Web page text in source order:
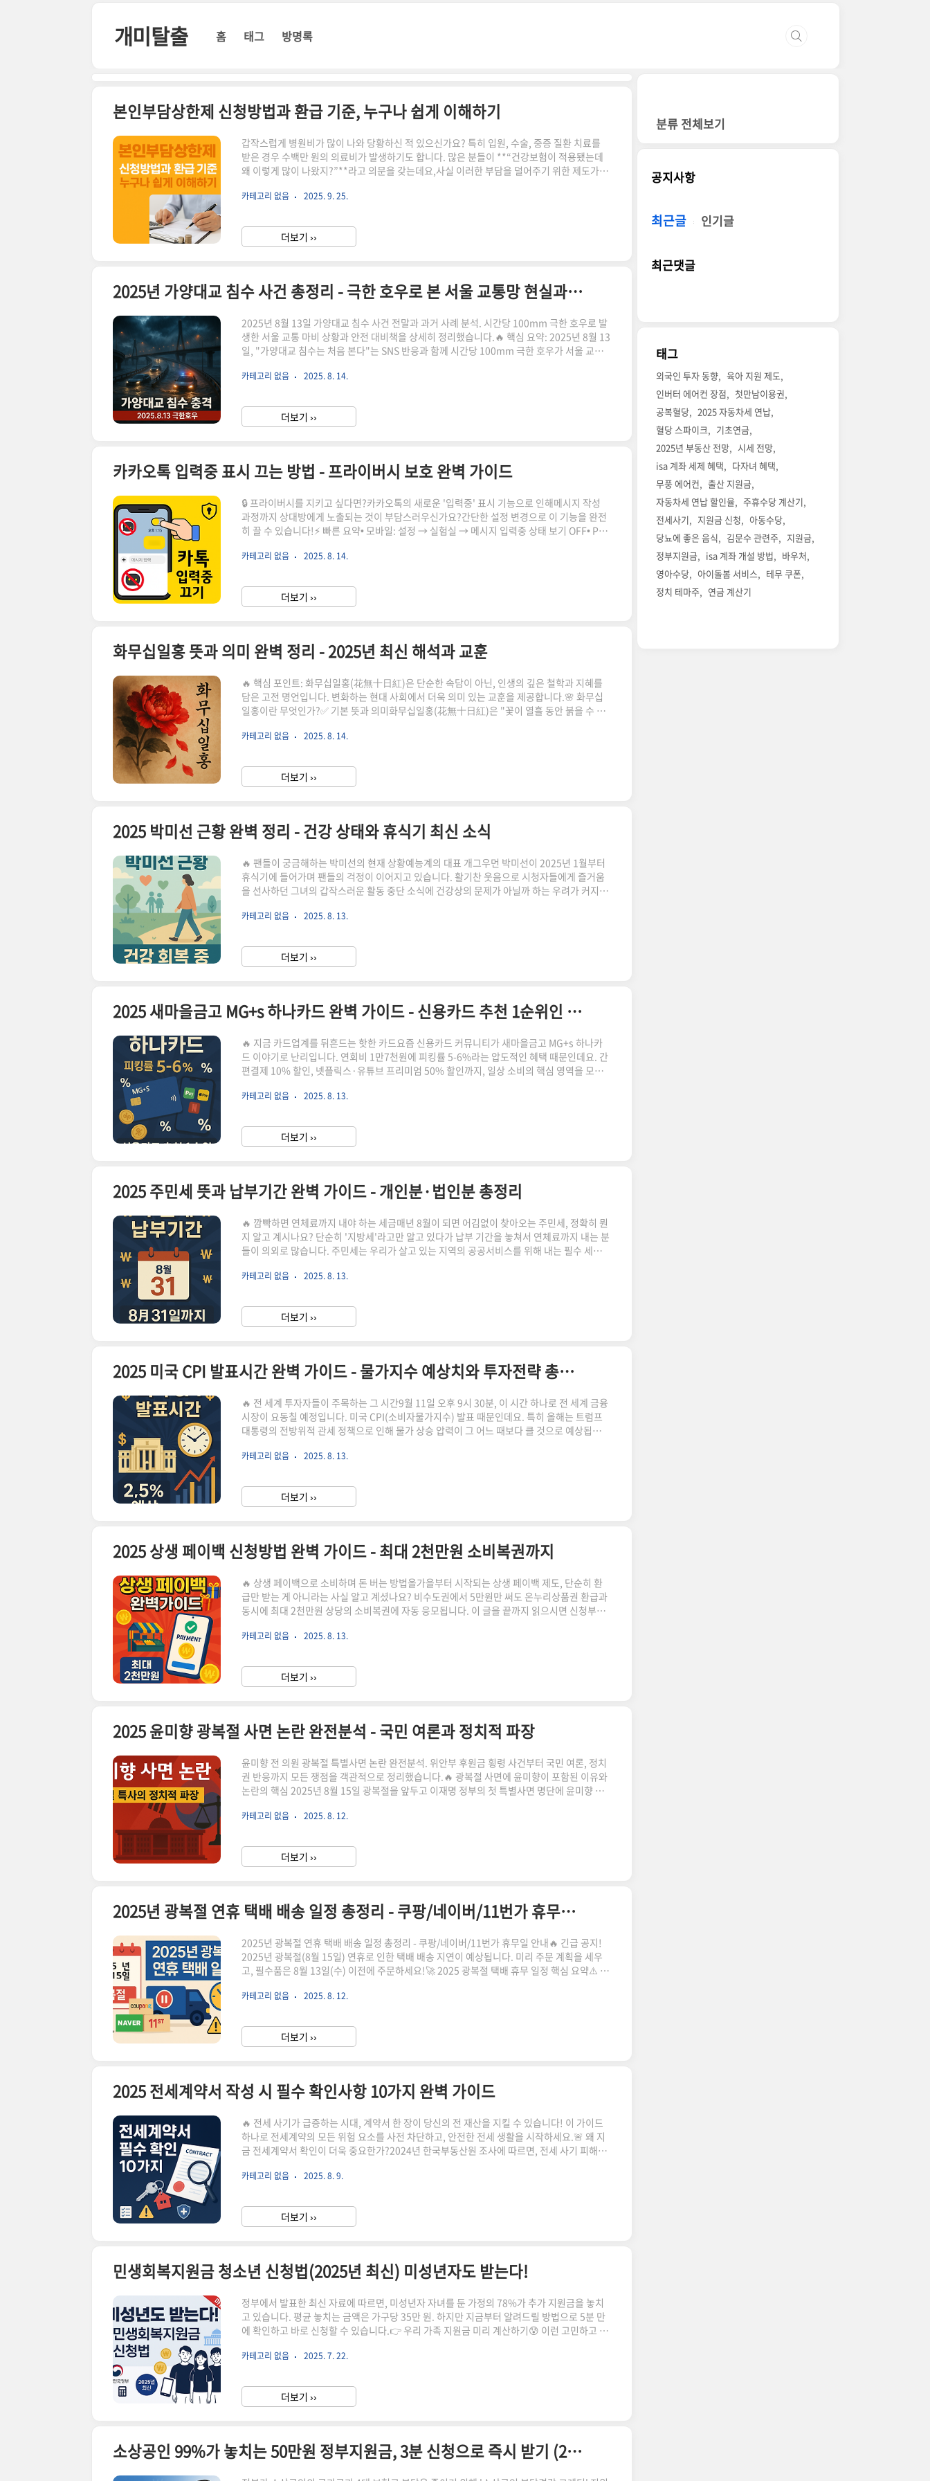
개미탈출 홈 태그 방명록
본인부담상한제 신청방법과 환급 기준, 누구나 쉽게 이해하기
갑작스럽게 병원비가 많이 나와 당황하신 적 있으신가요? 특히 입원, 수술, 중증 질환 치료를
받은 경우 수백만 원의 의료비가 발생하기도 합니다. 많은 분들이 **“건강보험이 적용됐는데
왜 이렇게 많이 나왔지?”**라고 의문을 갖는데요,사실 이러한 부담을 덜어주기 위한 제도가 바
청 방법, 환급 기준까지 자세히 알려드리겠습니다.✅ 본인부담상한제란 무엇인가요?건강보험
제도입니다.구분설명적용 대상건강보험 가입자 누구나 (직장가입자, 지역가입자 포함)해당 진
료건강보험 급여항목 (입원비, 약제비 등)제외 항목비급여(도수치료, 성형,..
카테고리 없음 2025. 9. 25.
더보기 ››
2025년 가양대교 침수 사건 총정리 - 극한 호우로 본 서울 교통망 현실과 대응방안
2025년 8월 13일 가양대교 침수 사건 전말과 과거 사례 분석. 시간당 100mm 극한 호우로 발
생한 서울 교통 마비 상황과 안전 대비책을 상세히 정리했습니다.🔥 핵심 요약: 2025년 8월 13
일, "가양대교 침수는 처음 본다"는 SNS 반응과 함께 시간당 100mm 극한 호우가 서울 교통
교 침수 사건의 충격적 전말 2025년 8월 13일 오전, 서울 시민들은 믿기 어려운 광경을 목격했
놀라운 반응이 SNS를 통해 실시간으로 퍼져나갔습니다.⚠️ 극한 호우 기록: 경기 김포 227.0
㎜, 인천 장봉도 222.5㎜, 김포..
카테고리 없음 2025. 8. 14.
더보기 ››
카카오톡 입력중 표시 끄는 방법 - 프라이버시 보호 완벽 가이드
🔒 프라이버시를 지키고 싶다면?카카오톡의 새로운 '입력중' 표시 기능으로 인해메시지 작성
과정까지 상대방에게 노출되는 것이 부담스러우신가요?간단한 설정 변경으로 이 기능을 완전
히 끌 수 있습니다!⚡ 빠른 요약• 모바일: 설정 → 실험실 → 메시지 입력중 상태 보기 OFF• PC:
톡 입력중 표시 끄기 📱 모바일 앱 설정 방법1카카오톡 앱 실행 및 설정 진입• 카카오톡 앱을 열
설정 메뉴로 들어갑니다2실험실 메뉴 찾기• 설정 화면에서 아래로 스크롤하여 '실험실' 항목을
찾습니다• 실험실은 보통 설정 목록 중간 부..
카테고리 없음 2025. 8. 14.
더보기 ››
화무십일홍 뜻과 의미 완벽 정리 - 2025년 최신 해석과 교훈
🔥 핵심 포인트: 화무십일홍(花無十日紅)은 단순한 속담이 아닌, 인생의 깊은 철학과 지혜를
담은 고전 명언입니다. 변화하는 현대 사회에서 더욱 의미 있는 교훈을 제공합니다.🌸 화무십
일홍이란 무엇인가?✅ 기본 뜻과 의미화무십일홍(花無十日紅)은 "꽃이 열흘 동안 붉을 수 없
花 (화)꽃화無 (무)없을무十 (십)열십日 (일)날일紅 (홍)붉을홍📚 유래와 역사적 배경🎯 중국
되기 시작했습니다. 당시 문인들이 자연의 무상함을 통해 인생의 덧없음을 표현하고자 만든 표
현입니다.⚠️ 주의: "인무천일호(人無千日好)"와 함께 쓰이는 경우가 많..
카테고리 없음 2025. 8. 14.
더보기 ››
2025 박미선 근황 완벽 정리 - 건강 상태와 휴식기 최신 소식
🔥 팬들이 궁금해하는 박미선의 현재 상황예능계의 대표 개그우먼 박미선이 2025년 1월부터
휴식기에 들어가며 팬들의 걱정이 이어지고 있습니다. 활기찬 웃음으로 시청자들에게 즐거움
을 선사하던 그녀의 갑작스러운 활동 중단 소식에 건강상의 문제가 아닐까 하는 우려가 커지고
회복에 집중하고 있다는 반가운 소식입니다.⚠️ 공식 발표로 확인된 현재 상황박미선의 소속사
시점2025년 1월부터 본격적인 휴식기 시작2025년 1월소속사 공식 입장"건강상의 이유로 휴
식기, 심각한 병은 아님"2025년 2월본인 SNS 발표"가족과 시간 보내며 ..
카테고리 없음 2025. 8. 13.
더보기 ››
2025 새마을금고 MG+s 하나카드 완벽 가이드 - 신용카드 추천 1순위인 이유
🔥 지금 카드업계를 뒤흔드는 핫한 카드요즘 신용카드 커뮤니티가 새마을금고 MG+s 하나카
드 이야기로 난리입니다. 연회비 1만7천원에 피킹률 5-6%라는 압도적인 혜택 때문인데요. 간
편결제 10% 할인, 넷플릭스·유튜브 프리미엄 50% 할인까지, 일상 소비의 핵심 영역을 모두
서둘러 발급해야 할 카드입니다.⚠️ 놓치면 후회하는 핵심 혜택 구조MG+s 하나카드의 혜택은
니다.혜택 분야할인율적용 조건주요 서비스간편결제10% 청구할인건당 1만원 이상네이버페
이, 카카오페이, 토스페이, SSG페이, 11페이, 스마일페이영상 스트리밍50%..
카테고리 없음 2025. 8. 13.
더보기 ››
2025 주민세 뜻과 납부기간 완벽 가이드 - 개인분·법인분 총정리
🔥 깜빡하면 연체료까지 내야 하는 세금매년 8월이 되면 어김없이 찾아오는 주민세, 정확히 뭔
지 알고 계시나요? 단순히 '지방세'라고만 알고 있다가 납부 기간을 놓쳐서 연체료까지 내는 분
들이 의외로 많습니다. 주민세는 우리가 살고 있는 지역의 공공서비스를 위해 내는 필수 세금
주민세의 모든 것을 완벽하게 이해할 수 있습니다.⚠️ 놓치면 안 되는 2025년 납부기간주민세
인 주민세8월 1일 ~ 8월 31일만 19세 이상 개인9월 1일부터법인 주민세 (1기)4월 1일 ~ 4월
30일법인 사업자5월 1일부터법인 주민세 (2기)7월 1일..
카테고리 없음 2025. 8. 13.
더보기 ››
2025 미국 CPI 발표시간 완벽 가이드 - 물가지수 예상치와 투자전략 총정리
🔥 전 세계 투자자들이 주목하는 그 시간9월 11일 오후 9시 30분, 이 시간 하나로 전 세계 금융
시장이 요동칠 예정입니다. 미국 CPI(소비자물가지수) 발표 때문인데요. 특히 올해는 트럼프
대통령의 전방위적 관세 정책으로 인해 물가 상승 압력이 그 어느 때보다 클 것으로 예상됩니
략까지 완벽하게 준비할 수 있습니다.⚠️ 놓치면 안 되는 핵심 발표 일정미국 CPI 발표는 매달
발표일2025년 9월 11일 (수요일)매달 10~15일 사이한국시간오후 9시 30분서머타임 적용미
국시간오전 8시 30분 (EST)뉴욕 기준발표기관미국 노..
카테고리 없음 2025. 8. 13.
더보기 ››
2025 상생 페이백 신청방법 완벽 가이드 - 최대 2천만원 소비복권까지
🔥 상생 페이백으로 소비하며 돈 버는 방법올가을부터 시작되는 상생 페이백 제도, 단순히 환
급만 받는 게 아니라는 사실 알고 계셨나요? 비수도권에서 5만원만 써도 온누리상품권 환급과
동시에 최대 2천만원 상당의 소비복권에 자동 응모됩니다. 이 글을 끝까지 읽으시면 신청부터
기간과 조건상생 페이백 신청 기간은 2025년 9월 15일부터 10월 13일까지 단 한 달뿐입니다.
일 ~ 10월 13일28일간 한정신청자격만 19세 이상 국민외국인 제외최소 소비금액5만원 이상
카드 결제만 인정응모권 발급5만원 단위당 1장최대 10장 한..
카테고리 없음 2025. 8. 13.
더보기 ››
2025 윤미향 광복절 사면 논란 완전분석 - 국민 여론과 정치적 파장
윤미향 전 의원 광복절 특별사면 논란 완전분석. 위안부 후원금 횡령 사건부터 국민 여론, 정치
권 반응까지 모든 쟁점을 객관적으로 정리했습니다.🔥 광복절 사면에 윤미향이 포함된 이유와
논란의 핵심 2025년 8월 15일 광복절을 앞두고 이재명 정부의 첫 특별사면 명단에 윤미향 전
령 혐의로 유죄 판결을 받은 인물을 광복절이라는 상징적인 날에 사면한다는 것이 과연 적절한
고, 국민 여론과 정치적 파장을 종합적으로 살펴보겠습니다. 💰 국민 여론 조사 결과와 각계 반
응을 통해 이 사안의 본질을 파악해보시기 바랍니다.⚠️ 핵심 쟁점 요..
카테고리 없음 2025. 8. 12.
더보기 ››
2025년 광복절 연휴 택배 배송 일정 총정리 - 쿠팡/네이버/11번가 휴무일 안내
2025년 광복절 연휴 택배 배송 일정 총정리 - 쿠팡/네이버/11번가 휴무일 안내🔥 긴급 공지!
2025년 광복절(8월 15일) 연휴로 인한 택배 배송 지연이 예상됩니다. 미리 주문 계획을 세우
고, 필수품은 8월 13일(수) 이전에 주문하세요!🚀 2025 광복절 택배 휴무 일정 핵심 요약⚠️ 주
택배사와 쇼핑몰에서 배송 서비스가 중단되니 미리 확인하세요!날짜요일배송 상태비고8월
일금요일배송 중단광복절 공휴일8월 16일토요일배송 중단주말8월 17일일요일배송 중단주
말8월 18일월요일정상 배송배송 재개일📊 주요 쇼핑몰별 ..
카테고리 없음 2025. 8. 12.
더보기 ››
2025 전세계약서 작성 시 필수 확인사항 10가지 완벽 가이드
🔥 전세 사기가 급증하는 시대, 계약서 한 장이 당신의 전 재산을 지킬 수 있습니다! 이 가이드
하나로 전세계약의 모든 위험 요소를 사전 차단하고, 안전한 전세 생활을 시작하세요.🚨 왜 지
금 전세계약서 확인이 더욱 중요한가?2024년 한국부동산원 조사에 따르면, 전세 사기 피해액
고 있어, 철저한 사전 검토가 필수입니다.⚠️ 실제 피해 사례: 서울 강남구 A씨는 계약서의 특약
계약서 필수 확인사항 10가지🔹 1. 임대인 신원 및 소유권 확인등기부등본 필수 확인: 실제 소
유자와 계약 당사자 일치 여부신분증 원본 대조 및 사본..
카테고리 없음 2025. 8. 9.
더보기 ››
민생회복지원금 청소년 신청법(2025년 최신) 미성년자도 받는다!
정부에서 발표한 최신 자료에 따르면, 미성년자 자녀를 둔 가정의 78%가 추가 지원금을 놓치
고 있습니다. 평균 놓치는 금액은 가구당 35만 원. 하지만 지금부터 알려드릴 방법으로 5분 만
에 확인하고 바로 신청할 수 있습니다.👉 우리 가족 지원금 미리 계산하기😰 이런 고민하고 계
가?" "놓치고 있는 지원금은 없을까?"실제로 많은 부모님들이 헷갈려하시는 부분입니다. 복
성인 신청만큼 간단합니다!💡 중간 체크: 여기까지 읽으셨다면, 이미 90%의 부모님보다 앞서
계십니다! 👉 다음 단계 미리 보기 🚀 3단계로 완성하는 미성년자..
카테고리 없음 2025. 7. 22.
더보기 ››
소상공인 99%가 놓치는 50만원 정부지원금, 3분 신청으로 즉시 받기 (2025 최신)🔥
분류 전체보기
공지사항
최근글 인기글
최근댓글
태그
외국인 투자 동향
육아 지원 제도
인버터 에어컨 장점
첫만남이용권
공복혈당
2025 자동차세 연납
혈당 스파이크
기초연금
2025년 부동산 전망
시세 전망
isa 계좌 세제 혜택
다자녀 혜택
무풍 에어컨
출산 지원금
자동차세 연납 할인율
주휴수당 계산기
전세사기
지원금 신청
아동수당
당뇨에 좋은 음식
김문수 관련주
지원금
정부지원금
isa 계좌 개설 방법
바우처
영아수당
아이돌봄 서비스
테무 쿠폰
정치 테마주
연금 계산기